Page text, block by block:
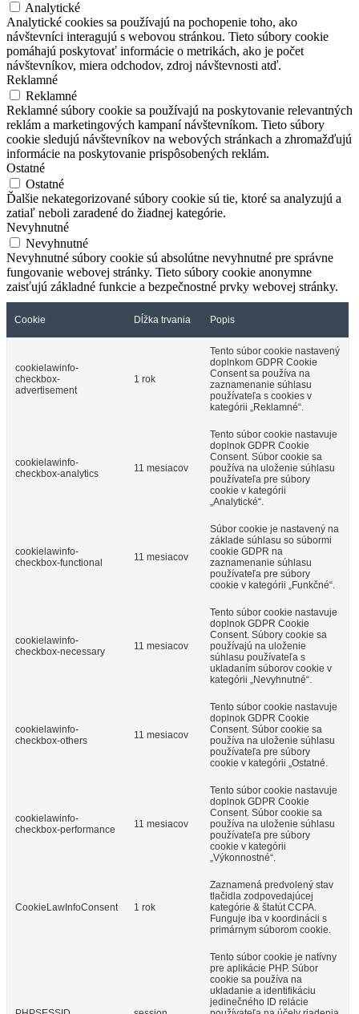
Analytické
Analytické cookies sa používajú na pochopenie toho, ako
návštevníci interagujú s webovou stránkou. Tieto súbory cookie
pomáhajú poskytovať informácie o metrikách, ako je počet
návštevníkov, miera odchodov, zdroj návštevnosti atď.
Reklamné
Reklamné
Reklamné súbory cookie sa používajú na poskytovanie relevantných
reklám a marketingových kampaní návštevníkom. Tieto súbory
cookie sledujú návštevníkov na webových stránkach a zhromažďujú
informácie na poskytovanie prispôsobených reklám.
Ostatné
Ostatné
Ďalšie nekategorizované súbory cookie sú tie, ktoré sa analyzujú a
zatiaľ neboli zaradené do žiadnej kategórie.
Nevyhnutné
Nevyhnutné
Nevyhnutné súbory cookie sú absolútne nevyhnutné pre správne
fungovanie webovej stránky. Tieto súbory cookie anonymne
zaisťujú základné funkcie a bezpečnostné prvky webovej stránky.
Cookie Dĺžka trvania Popis
cookielawinfo-
checkbox-
advertisement
1 rok
Tento súbor cookie nastavený
doplnkom GDPR Cookie
Consent sa používa na
zaznamenanie súhlasu
používateľa s cookies v
kategórii „Reklamné“.
cookielawinfo-
checkbox-analytics
11 mesiacov
Tento súbor cookie nastavuje
doplnok GDPR Cookie
Consent. Súbor cookie sa
používa na uloženie súhlasu
používateľa pre súbory
cookie v kategórii
„Analytické“.
cookielawinfo-
checkbox-functional
11 mesiacov
Súbor cookie je nastavený na
základe súhlasu so súbormi
cookie GDPR na
zaznamenanie súhlasu
používateľa pre súbory
cookie v kategórii „Funkčné“.
cookielawinfo-
checkbox-necessary
11 mesiacov
Tento súbor cookie nastavuje
doplnok GDPR Cookie
Consent. Súbory cookie sa
používajú na uloženie
súhlasu používateľa s
ukladaním súborov cookie v
kategórii „Nevyhnutné“.
cookielawinfo-
checkbox-others
11 mesiacov
Tento súbor cookie nastavuje
doplnok GDPR Cookie
Consent. Súbor cookie sa
používa na uloženie súhlasu
používateľa pre súbory
cookie v kategórii „Ostatné.
cookielawinfo-
checkbox-performance
11 mesiacov
Tento súbor cookie nastavuje
doplnok GDPR Cookie
Consent. Súbor cookie sa
používa na uloženie súhlasu
používateľa pre súbory
cookie v kategórii
„Výkonnostné“.
CookieLawInfoConsent 1 rok
Zaznamená predvolený stav
tlačidla zodpovedajúcej
kategórie & štatút CCPA.
Funguje iba v koordinácii s
primárnym súborom cookie.
Tento súbor cookie je natívny
pre aplikácie PHP. Súbor
cookie sa používa na
ukladanie a identifikáciu
jedinečného ID relácie